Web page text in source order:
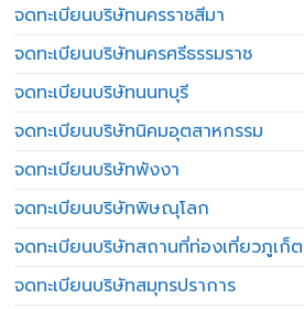
จดทะเบียนบริษัทนครราชสีมา
จดทะเบียนบริษัทนครศรีธรรมราช
จดทะเบียนบริษัทนนทบุรี
จดทะเบียนบริษัทนิคมอุตสาหกรรม
จดทะเบียนบริษัทพังงา
จดทะเบียนบริษัทพิษณุโลก
จดทะเบียนบริษัทสถานที่ท่องเที่ยวภูเก็ต
จดทะเบียนบริษัทสมุทรปราการ